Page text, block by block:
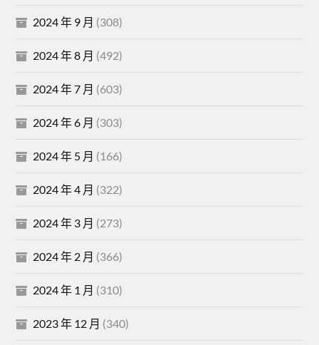
2024 年 9 月 (308)
2024 年 8 月 (492)
2024 年 7 月 (603)
2024 年 6 月 (303)
2024 年 5 月 (166)
2024 年 4 月 (322)
2024 年 3 月 (273)
2024 年 2 月 (366)
2024 年 1 月 (310)
2023 年 12 月 (340)